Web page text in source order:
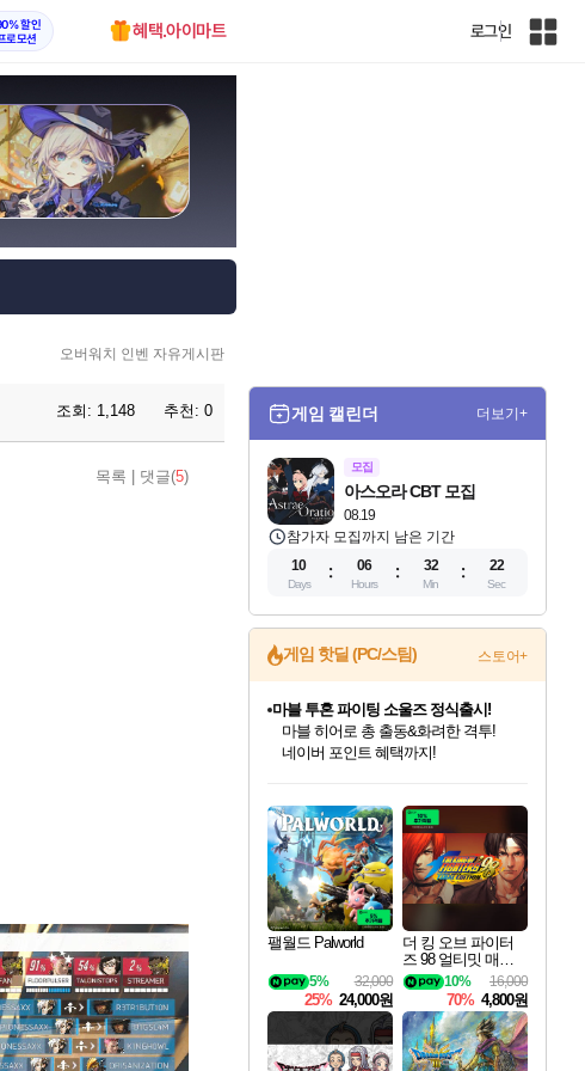
할인
로모션
혜택.아이마트 로그인
인
오버워치 인벤 자유게시판
조회: 1,148 추천: 0
목록 댓글(5)
게임 캘린더 더보기+
모집
08.19
아스오라 CBT 모집
참가자 모집까지 남은 기간
10
Days
06
Hours
32
Min
20
Sec
게임 핫딜 (PC/스팀) 스토어+
최대 90% 할인가를 만나보세요!
네이버혜택과 함께 만나보세요!
50%할인&추가 적립까지!
네이버 포인트 혜택까지!
귀무자: 검의 길 예약 판매 중!
10% 할인과
이니&베니 혜택까지!
네이버 혜택가와 함께 예약하세요!
할인&네이버혜택으로 만나보세요!
네이버페이 혜택과 만나보세요!
40주년 프로모션으로 만나보세요!
할인가에 만나보세요!
일부 에디션 상시 할인!
혜택으로 예약 판매 중
편안하게 충전하세요
팰월드 Palworld
32,000
5%
25% 24,000원
더 킹 오브 파이터
즈 98 얼티밋 매치
파이널 에디션 THE
KING OF FIGHTER
S 98 ULTIMATE MA
TCH FINAL EDITIO
N
16,000
10%
70% 4,800원